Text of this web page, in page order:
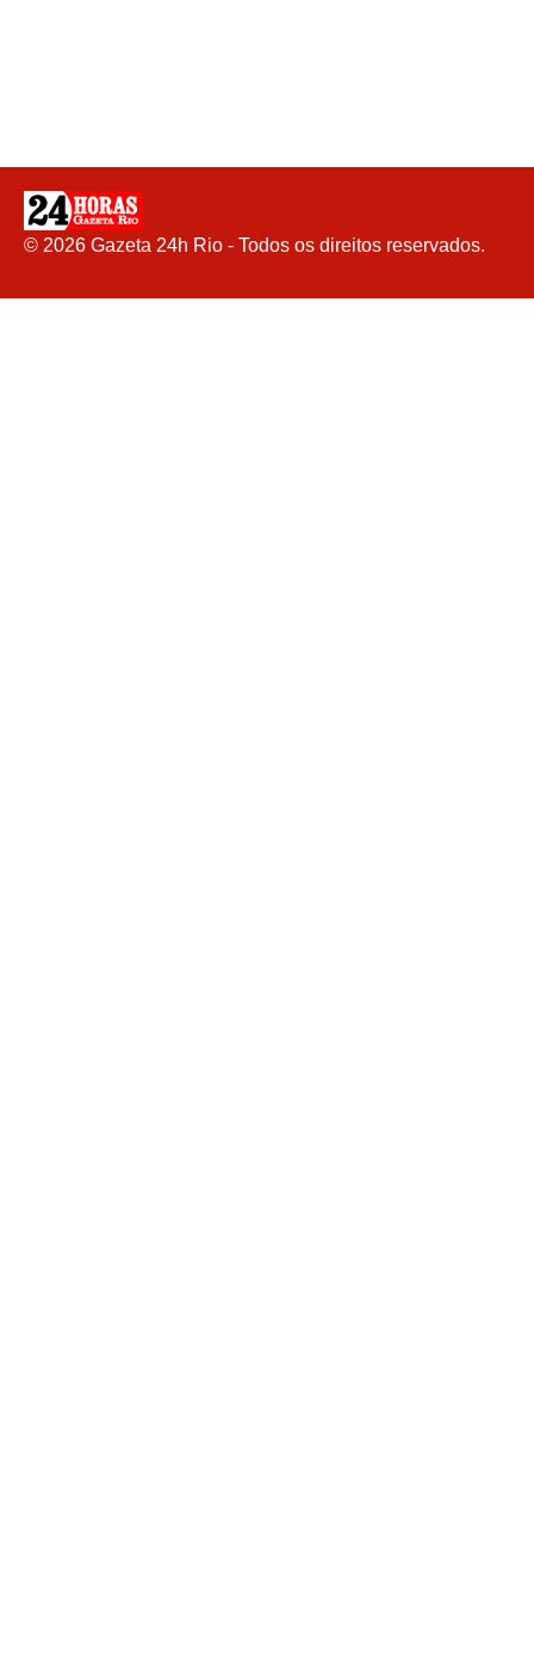
© 2026 Gazeta 24h Rio - Todos os direitos reservados.